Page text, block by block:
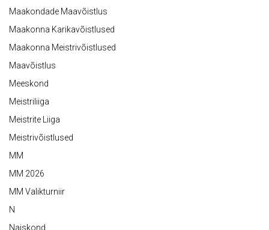
Maakondade Maavõistlus
Maakonna Karikavõistlused
Maakonna Meistrivõistlused
Maavõistlus
Meeskond
Meistriliiga
Meistrite Liiga
Meistrivõistlused
MM
MM 2026
MM Valikturniir
N
Naiskond